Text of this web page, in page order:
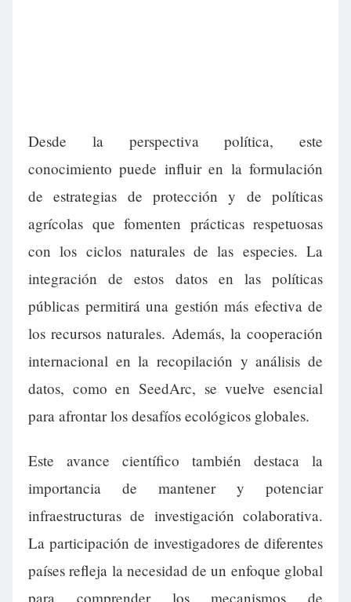
Desde la perspectiva política, este
conocimiento puede influir en la formulación
de estrategias de protección y de políticas
agrícolas que fomenten prácticas respetuosas
con los ciclos naturales de las especies. La
integración de estos datos en las políticas
públicas permitirá una gestión más efectiva de
los recursos naturales. Además, la cooperación
internacional en la recopilación y análisis de
datos, como en SeedArc, se vuelve esencial
para afrontar los desafíos ecológicos globales.
Este avance científico también destaca la
importancia de mantener y potenciar
infraestructuras de investigación colaborativa.
La participación de investigadores de diferentes
países refleja la necesidad de un enfoque global
para comprender los mecanismos de